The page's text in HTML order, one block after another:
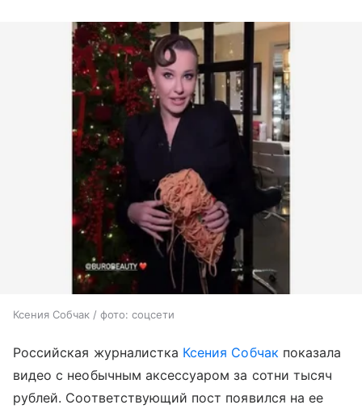
Ксения Собчак / фото: соцсети
Российская журналистка Ксения Собчак показала
видео с необычным аксессуаром за сотни тысяч
рублей. Соответствующий пост появился на ее